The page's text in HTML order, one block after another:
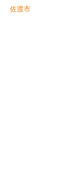
佐渡市